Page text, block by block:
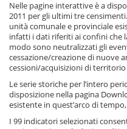
Nelle pagine interattive è a
2011 per gli ultimi tre
unità comunale e provinciale
infatti i dati riferiti ai confini che
modo sono neutralizzati gli
cessazione/creazione di nuove
cessioni/acquisizioni di
Le serie storiche per l’intero
disposizione nella pagina
esistente in quest’arco di
I 99 indicatori selezionati